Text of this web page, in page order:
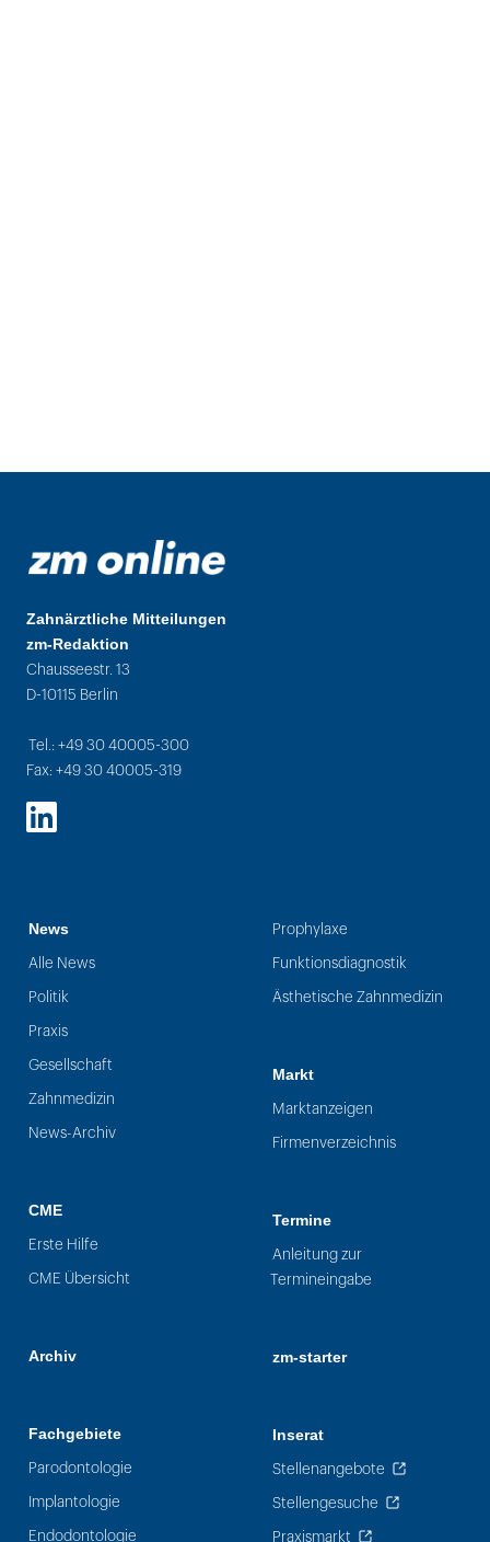
Zahnärztliche Mitteilungen
zm-Redaktion
Chausseestr. 13
D-10115 Berlin
Tel.: +49 30 40005-300
Fax: +49 30 40005-319
LinkedIn
News
Alle News
Politik
Praxis
Gesellschaft
Zahnmedizin
News-Archiv
CME
Erste Hilfe
CME Übersicht
Archiv
Fachgebiete
Parodontologie
Implantologie
Endodontologie
Prophylaxe
Funktionsdiagnostik
Ästhetische Zahnmedizin
Markt
Marktanzeigen
Firmenverzeichnis
Termine
Anleitung zur
Termineingabe
zm-starter
Inserat
Stellenangebote
Stellengesuche
Praxismarkt